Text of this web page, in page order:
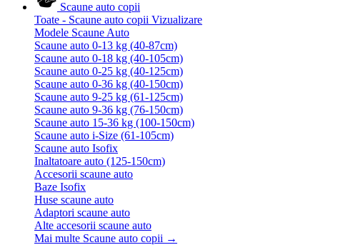
Scaune auto copii
Toate - Scaune auto copii Vizualizare
Modele Scaune Auto
Scaune auto 0-13 kg (40-87cm)
Scaune auto 0-18 kg (40-105cm)
Scaune auto 0-25 kg (40-125cm)
Scaune auto 0-36 kg (40-150cm)
Scaune auto 9-25 kg (61-125cm)
Scaune auto 9-36 kg (76-150cm)
Scaune auto 15-36 kg (100-150cm)
Scaune auto i-Size (61-105cm)
Scaune auto Isofix
Inaltatoare auto (125-150cm)
Accesorii scaune auto
Baze Isofix
Huse scaune auto
Adaptori scaune auto
Alte accesorii scaune auto
Mai multe Scaune auto copii →